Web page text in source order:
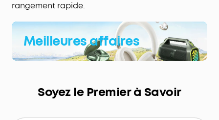
rangement rapide.
Meilleures affaires
Soyez le Premier à Savoir